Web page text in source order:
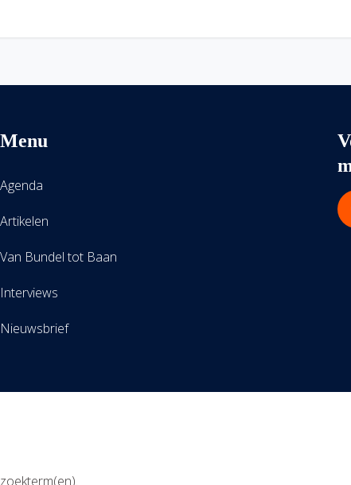
Menu
Agenda
Artikelen
Van Bundel tot Baan
Interviews
Nieuwsbrief